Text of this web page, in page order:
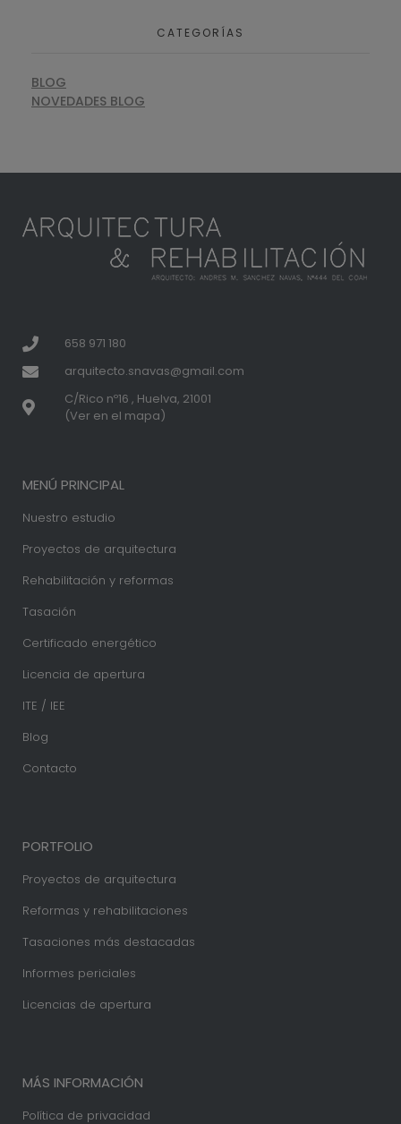
CATEGORÍAS
BLOG
NOVEDADES BLOG
658 971 180
arquitecto.snavas@gmail.com
C/Rico nº16 , Huelva, 21001
(Ver en el mapa)
MENÚ PRINCIPAL
Nuestro estudio
Proyectos de arquitectura
Rehabilitación y reformas
Tasación
Certificado energético
Licencia de apertura
ITE / IEE
Blog
Contacto
PORTFOLIO
Proyectos de arquitectura
Reformas y rehabilitaciones
Tasaciones más destacadas
Informes periciales
Licencias de apertura
MÁS INFORMACIÓN
Política de privacidad